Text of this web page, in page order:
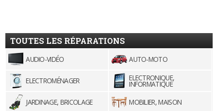
TOUTES LES RÉPARATIONS
AUDIO-VIDÉO AUTO-MOTO
ELECTROMÉNAGER ELECTRONIQUE,
INFORMATIQUE
JARDINAGE, BRICOLAGE
MOBILIER, MAISON